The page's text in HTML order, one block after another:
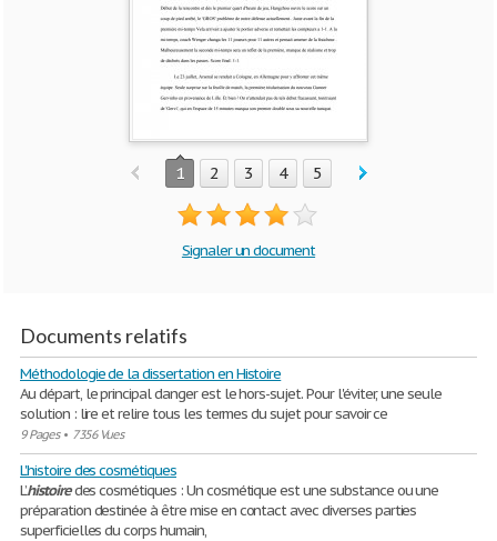
1 2 3 4 5
Signaler un document
Documents relatifs
Méthodologie de la dissertation en Histoire
Au départ, le principal danger est le hors-sujet. Pour l'éviter, une seule
solution : lire et relire tous les termes du sujet pour savoir ce
9 Pages• 7356 Vues
L'histoire des cosmétiques
L’histoiredes cosmétiques : Un cosmétique est une substance ou une
préparation destinée à être mise en contact avec diverses parties
superficielles du corps humain,